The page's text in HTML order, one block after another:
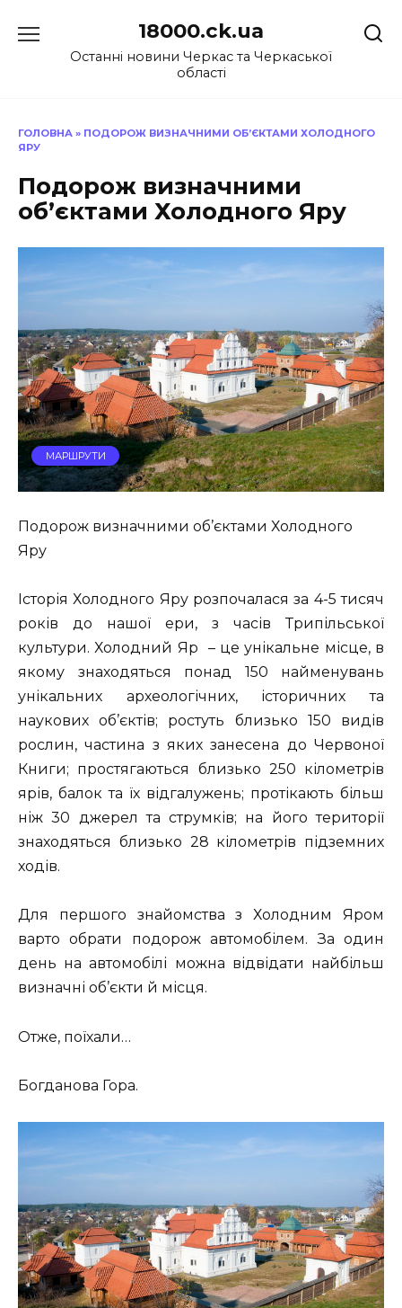
до
18000.ck.ua
Останні новини Черкас та Черкаської
області
ГОЛОВНА » ПОДОРОЖ ВИЗНАЧНИМИ ОБ’ЄКТАМИ ХОЛОДНОГО
ЯРУ
Подорож визначними
об’єктами Холодного Яру
МАРШРУТИ
Подорож визначними об’єктами Холодного
Яру
Історія Холодного Яру розпочалася за 4-5 тисяч
років до нашої ери, з часів Трипільської
культури. Холодний Яр – це унікальне місце, в
якому знаходяться понад 150 найменувань
унікальних археологічних, історичних та
наукових об’єктів; ростуть близько 150 видів
рослин, частина з яких занесена до Червоної
Книги; простягаються близько 250 кілометрів
ярів, балок та їх відгалужень; протікають більш
ніж 30 джерел та струмків; на його території
знаходяться близько 28 кілометрів підземних
ходів.
Для першого знайомства з Холодним Яром
варто обрати подорож автомобілем. За один
день на автомобілі можна відвідати найбільш
визначні об’єкти й місця.
Отже, поїхали…
Богданова Гора.